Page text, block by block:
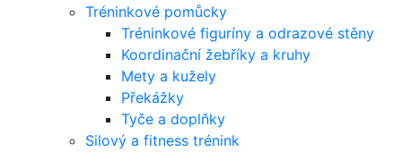
Tréninkové pomůcky
Tréninkové figuríny a odrazové stěny
Koordinační žebříky a kruhy
Mety a kužely
Překážky
Tyče a doplňky
Silový a fitness trénink